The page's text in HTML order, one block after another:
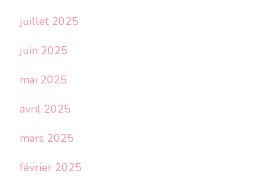
juillet 2025
juin 2025
mai 2025
avril 2025
mars 2025
février 2025